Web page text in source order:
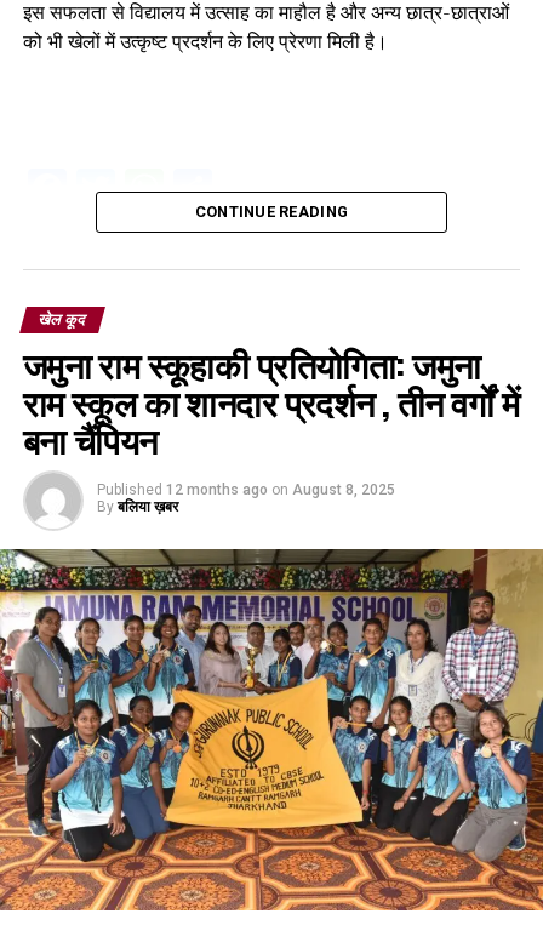
इस सफलता से विद्यालय में उत्साह का माहौल है और अन्य छात्र-छात्राओं
को भी खेलों में उत्कृष्ट प्रदर्शन के लिए प्रेरणा मिली है।
Facebook
Twitter
WhatsApp
Share
CONTINUE READING
खेल कूद
जमुना राम स्कूहाकी प्रतियोगिता: जमुना
राम स्कूल का शानदार प्रदर्शन , तीन वर्गों में
बना चैंपियन
Published 12 months ago on August 8, 2025
By बलिया ख़बर